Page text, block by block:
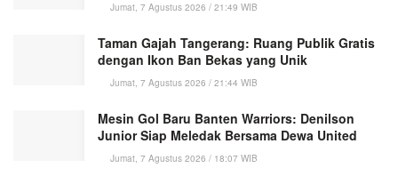
Jumat, 7 Agustus 2026 / 21:49 WIB
Taman Gajah Tangerang: Ruang Publik Gratis
dengan Ikon Ban Bekas yang Unik
Jumat, 7 Agustus 2026 / 21:44 WIB
Mesin Gol Baru Banten Warriors: Denilson
Junior Siap Meledak Bersama Dewa United
Jumat, 7 Agustus 2026 / 18:07 WIB